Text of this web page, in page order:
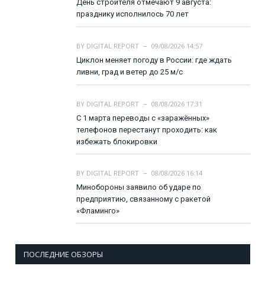
День строителя отмечают 9 августа:
празднику исполнилось 70 лет
BY DIGITAL REPORT
09/08/2026 14:57
Циклон меняет погоду в России: где ждать
ливни, град и ветер до 25 м/с
BY DIGITAL REPORT
08/08/2026 17:31
С 1 марта переводы с «заражённых»
телефонов перестанут проходить: как
избежать блокировки
BY DIGITAL REPORT
08/08/2026 16:14
Минобороны заявило об ударе по
предприятию, связанному с ракетой
«Фламинго»
ПОСЛЕДНИЕ ОБЗОРЫ